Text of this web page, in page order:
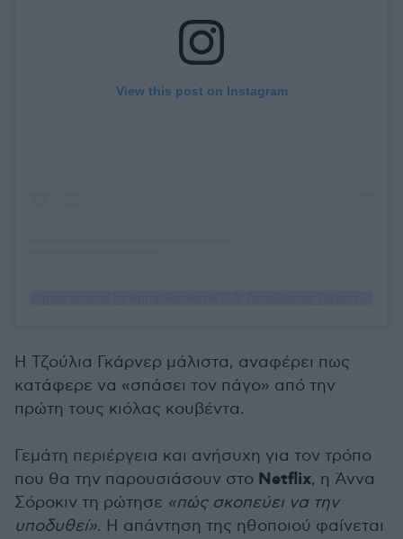
View this post on Instagram
Η Τζούλια Γκάρνερ μάλιστα, αναφέρει πως
κατάφερε να «σπάσει τον πάγο» από την
πρώτη τους κιόλας κουβέντα.
Γεμάτη περιέργεια και ανήσυχη για τον τρόπο
που θα την παρουσιάσουν στο Netflix, η Άννα
Σόροκιν τη ρώτησε «πώς σκοπεύει να την
υποδυθεί». Η απάντηση της ηθοποιού φαίνεται